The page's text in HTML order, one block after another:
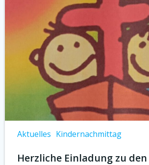
Aktuelles Kindernachmittag
Herzliche Einladung zu den